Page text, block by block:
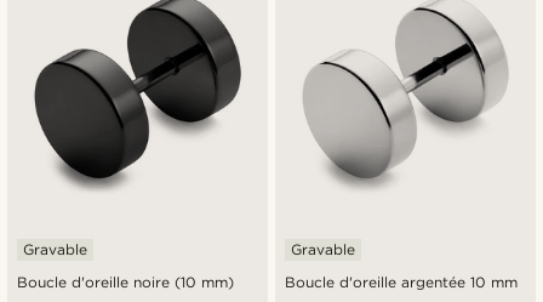
Prix décroissant
Boucle d'oreille noire (10 mm)
Gravable
Boucle d'oreille argentée 10 mm
Gravable